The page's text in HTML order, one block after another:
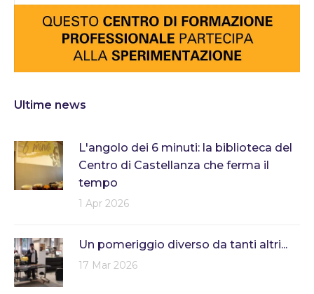
Ultime news
L'angolo dei 6 minuti: la biblioteca del
Centro di Castellanza che ferma il
tempo
1 Apr 2026
Un pomeriggio diverso da tanti altri...
17 Mar 2026